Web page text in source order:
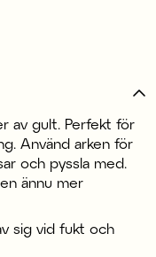
av gult. Perfekt för
Använd arken för
och pyssla med.
ännu mer
sig vid fukt och